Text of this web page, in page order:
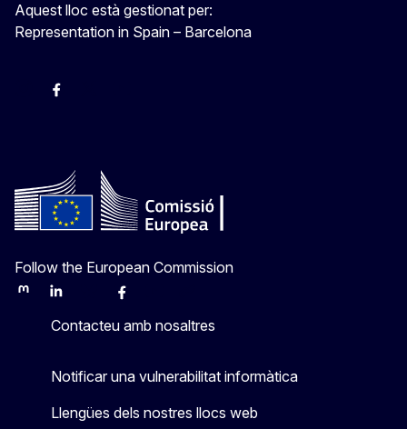
Aquest lloc està gestionat per:
Representation in Spain – Barcelona
InstagramFacebook
Follow the European Commission
MastodonLinkedInBlueskyFacebook
Contacteu amb nosaltres
Notificar una vulnerabilitat informàtica
Llengües dels nostres llocs web